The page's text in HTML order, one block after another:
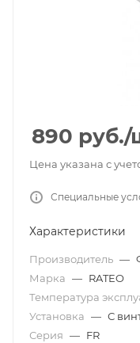
890 руб./
Цена указана с
Специальные
Характеристики
Производитель —
Марка — RATEO
Температура
Установка — С
Серия — FR